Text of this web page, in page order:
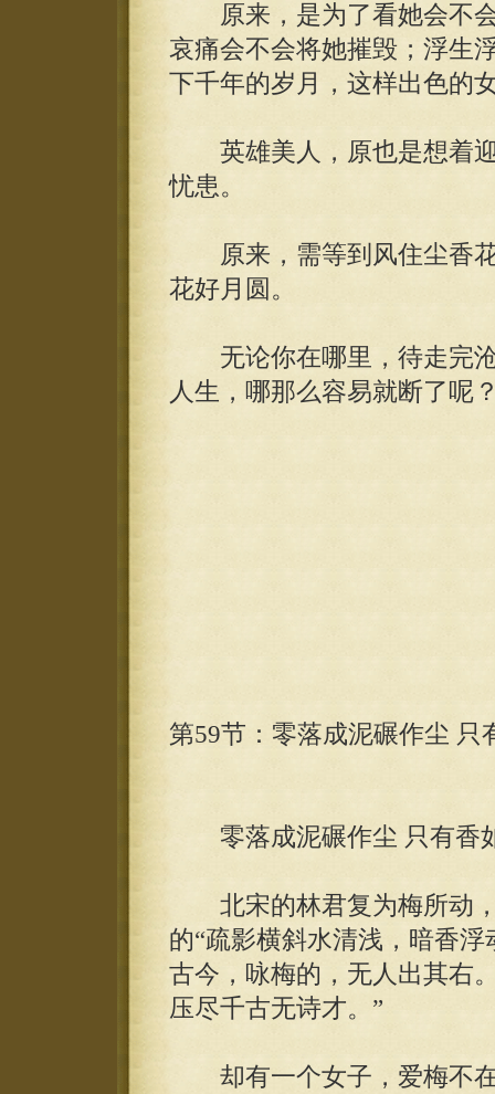
原来，是为了看她会不会
哀痛会不会将她摧毁；浮生
下千年的岁月，这样出色的
英雄美人，原也是想着迎
忧患。
原来，需等到风住尘香花
花好月圆。
无论你在哪里，待走完沧
人生，哪那么容易就断了呢
第59节：零落成泥碾作尘 只
零落成泥碾作尘 只有香
北宋的林君复为梅所动，
的“疏影横斜水清浅，暗香
古今，咏梅的，无人出其右
压尽千古无诗才。”
却有一个女子，爱梅不在